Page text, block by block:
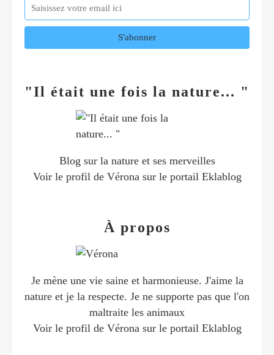
"Il était une fois la nature... "
Blog sur la nature et ses merveilles
Voir le profil de Vérona sur le portail Eklablog
À propos
Je mène une vie saine et harmonieuse. J'aime la
nature et je la respecte. Je ne supporte pas que l'on
maltraite les animaux
Voir le profil de Vérona sur le portail Eklablog